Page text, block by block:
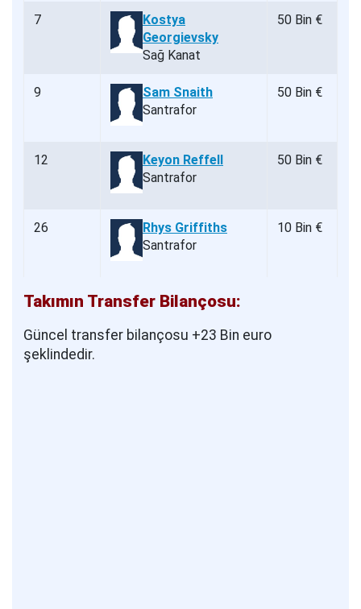
7
Kostya
Georgievsky
Sağ Kanat
50 Bin €
9
Sam Snaith
Santrafor
50 Bin €
12
Keyon Reffell
Santrafor
50 Bin €
26
Rhys Griffiths
Santrafor
10 Bin €
Takımın Transfer Bilançosu:
Güncel transfer bilançosu +23 Bin euro
şeklindedir.